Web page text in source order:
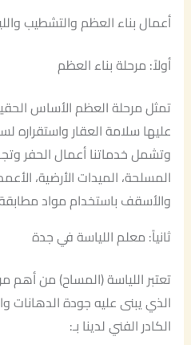
أعمال بناء العظم والتشطيب
أولاً: مرحلة بناء العظم
تمثل مرحلة العظم الأساس
عليها سلامة العقار
وتشمل خدماتنا أعمال الحفر
المسلحة، الميدات الأرضية،
والأسقف باستخدام مواد
ثانياً: معلم اللياسة في جدة
تعتبر اللياسة (المساح) من أهم
الذي يبنى عليه جودة الدهانات
الكادر الفني لدينا بـ: